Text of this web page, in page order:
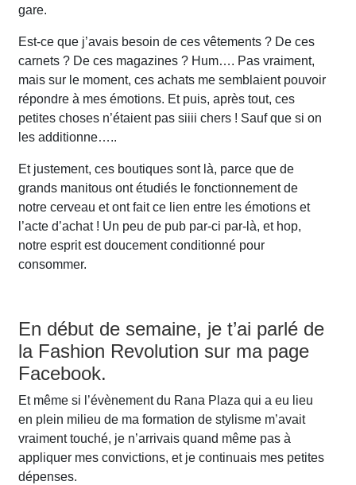
gare.
Est-ce que j’avais besoin de ces vêtements ? De ces
carnets ? De ces magazines ? Hum…. Pas vraiment,
mais sur le moment, ces achats me semblaient pouvoir
répondre à mes émotions. Et puis, après tout, ces
petites choses n’étaient pas siiii chers ! Sauf que si on
les additionne…..
Et justement, ces boutiques sont là, parce que de
grands manitous ont étudiés le fonctionnement de
notre cerveau et ont fait ce lien entre les émotions et
l’acte d’achat ! Un peu de pub par-ci par-là, et hop,
notre esprit est doucement conditionné pour
consommer.
En début de semaine, je t’ai parlé de
la Fashion Revolution sur ma page
Facebook.
Et même si l’évènement du Rana Plaza qui a eu lieu
en plein milieu de ma formation de stylisme m’avait
vraiment touché, je n’arrivais quand même pas à
appliquer mes convictions, et je continuais mes petites
dépenses.